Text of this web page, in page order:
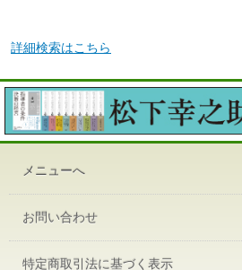
詳細検索はこちら
メニューへ
お問い合わせ
特定商取引法に基づく表示